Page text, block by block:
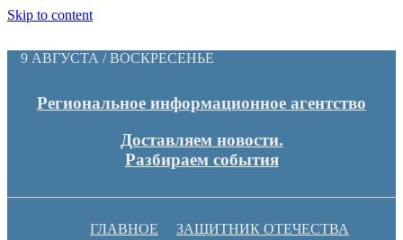
Skip to content
9 АВГУСТА / ВОСКРЕСЕНЬЕ
Региональное информационное агентство
Доставляем новости.
Разбираем события
ГЛАВНОЕ ЗАЩИТНИК ОТЕЧЕСТВА